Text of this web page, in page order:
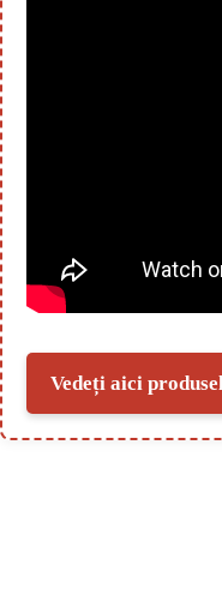
Vedeți aici